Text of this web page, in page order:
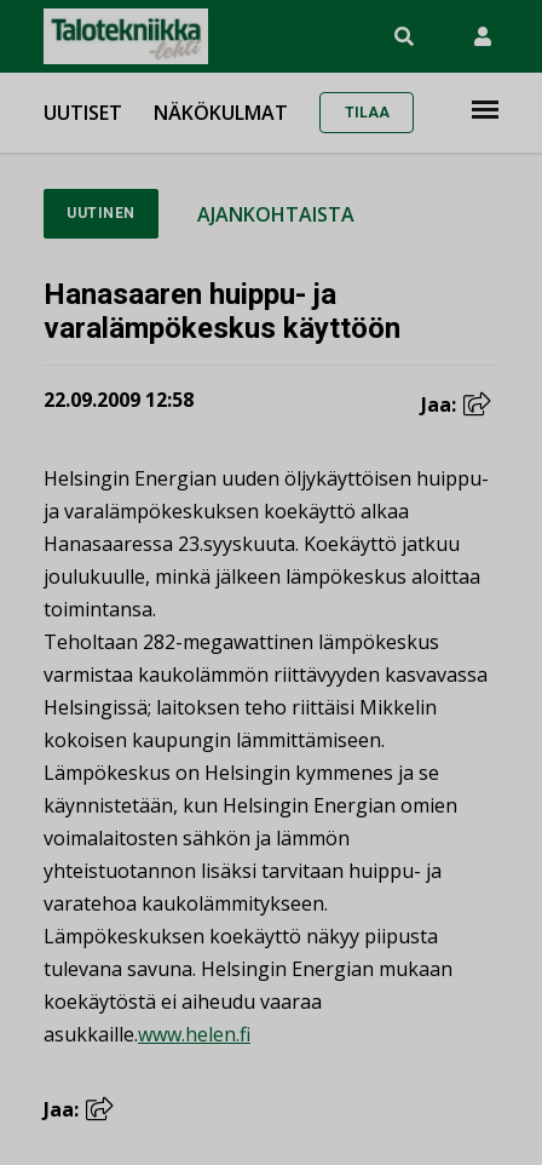
UUTISET NÄKÖKULMAT TILAA
UUTINEN AJANKOHTAISTA
Hanasaaren huippu- ja
varalämpökeskus käyttöön
22.09.2009 12:58 Jaa:
Helsingin Energian uuden öljykäyttöisen huippu-
ja varalämpökeskuksen koekäyttö alkaa
Hanasaaressa 23.syyskuuta. Koekäyttö jatkuu
joulukuulle, minkä jälkeen lämpökeskus aloittaa
toimintansa.
Teholtaan 282-megawattinen lämpökeskus
varmistaa kaukolämmön riittävyyden kasvavassa
Helsingissä; laitoksen teho riittäisi Mikkelin
kokoisen kaupungin lämmittämiseen.
Lämpökeskus on Helsingin kymmenes ja se
käynnistetään, kun Helsingin Energian omien
voimalaitosten sähkön ja lämmön
yhteistuotannon lisäksi tarvitaan huippu- ja
varatehoa kaukolämmitykseen.
Lämpökeskuksen koekäyttö näkyy piipusta
tulevana savuna. Helsingin Energian mukaan
koekäytöstä ei aiheudu vaaraa
asukkaille.www.helen.fi
Jaa: